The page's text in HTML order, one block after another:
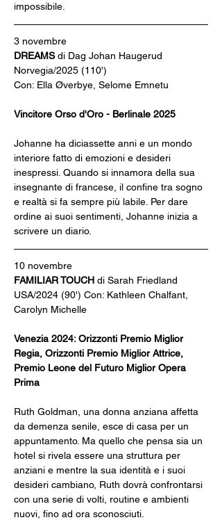
impossibile.
3 novembre
DREAMS di Dag Johan Haugerud
Norvegia/2025 (110')
Con: Ella Øverbye, Selome Emnetu
Vincitore Orso d'Oro - Berlinale 2025
Johanne ha diciassette anni e un mondo
interiore fatto di emozioni e desideri
inespressi. Quando si innamora della sua
insegnante di francese, il confine tra sogno
e realtà si fa sempre più labile. Per dare
ordine ai suoi sentimenti, Johanne inizia a
scrivere un diario.
10 novembre
FAMILIAR TOUCH di Sarah Friedland
USA/2024 (90') Con: Kathleen Chalfant,
Carolyn Michelle
Venezia 2024: Orizzonti Premio Miglior
Regia, Orizzonti Premio Miglior Attrice,
Premio Leone del Futuro Miglior Opera
Prima
Ruth Goldman, una donna anziana affetta
da demenza senile, esce di casa per un
appuntamento. Ma quello che pensa sia un
hotel si rivela essere una struttura per
anziani e mentre la sua identità e i suoi
desideri cambiano, Ruth dovrà confrontarsi
con una serie di volti, routine e ambienti
nuovi, fino ad ora sconosciuti.